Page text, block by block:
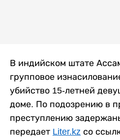
В индийском штате
групповое
убийство 15-летней
доме. По подозрению в
преступлению
передает Liter.kz со